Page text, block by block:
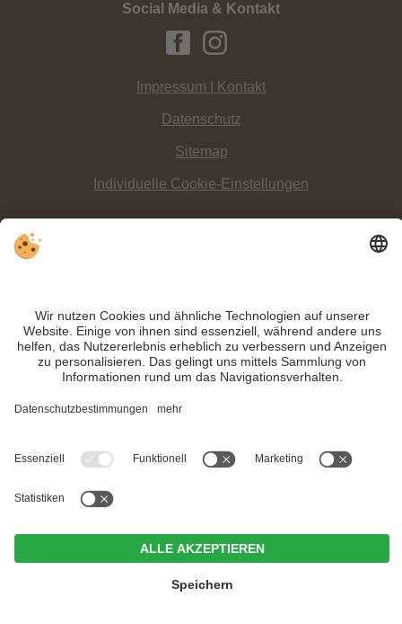
Hotel Weißes Rössl
Social Media & Kontakt
Impressum | Kontakt
Datenschutz
Sitemap
Individuelle Cookie-Einstellungen
INFO:
Trotz genauer Arbeit und ständigem Aktualisieren der Inhalte, können Fehler
auftreten. Wir übernehmen keine Gewähr für die Richtigkeit und Vollständigkeit
aller Informationen.